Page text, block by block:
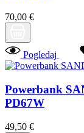
70,00 €
Pogledaj
Powerbank
PD67W
49,50 €